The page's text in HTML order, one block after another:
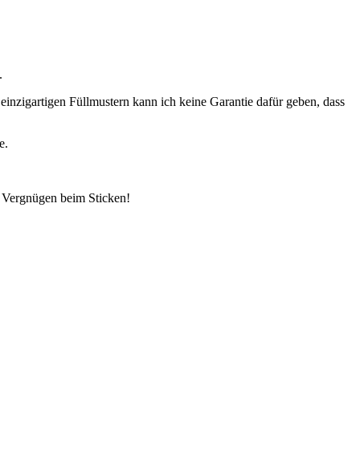
Füllmustern kann ich keine Garantie dafür geben, dass
beim Sticken!